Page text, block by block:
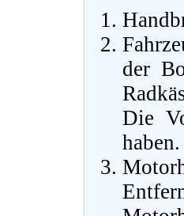
der
Die
haben.